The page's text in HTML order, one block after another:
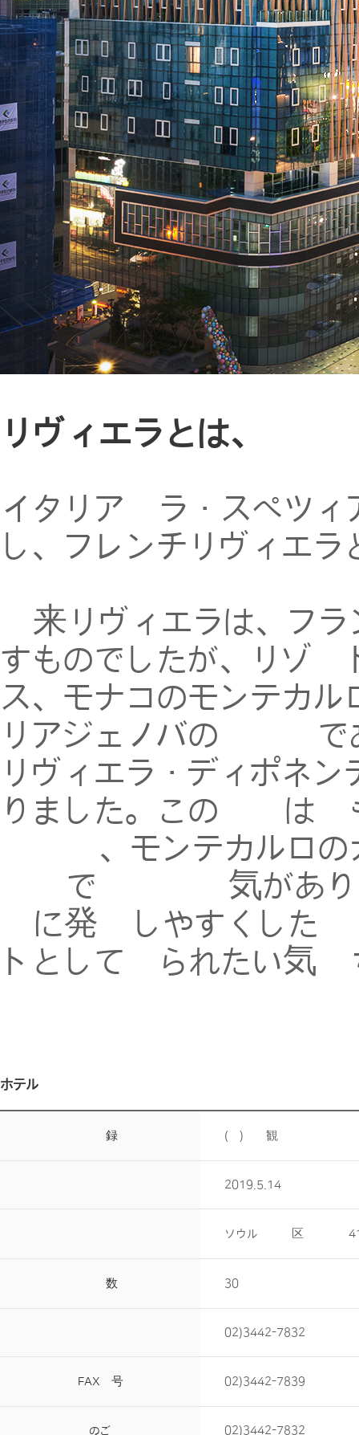
リヴィエラとは、
イタリア領ラ・スペツ
し、フレンチリヴィエ
本来リヴィエラは、フ
すものでしたが、リゾ
ス、モナコのモンテカ
リアジェノバの東海岸
リヴィエラ・ディポネ
りました。この海岸は
謝肉祭、モンテカルロ
豊富で一年中人気があ
源に発音しやすくした
トとして知られたい気
ホテル情報
法人登録名 (株)新案観光
2019.5.14
ソウル市江南区島山大路
客室数 30
02)3442-7832
FAX番号 02)3442-7839
客室のご予約 02)3442-7832